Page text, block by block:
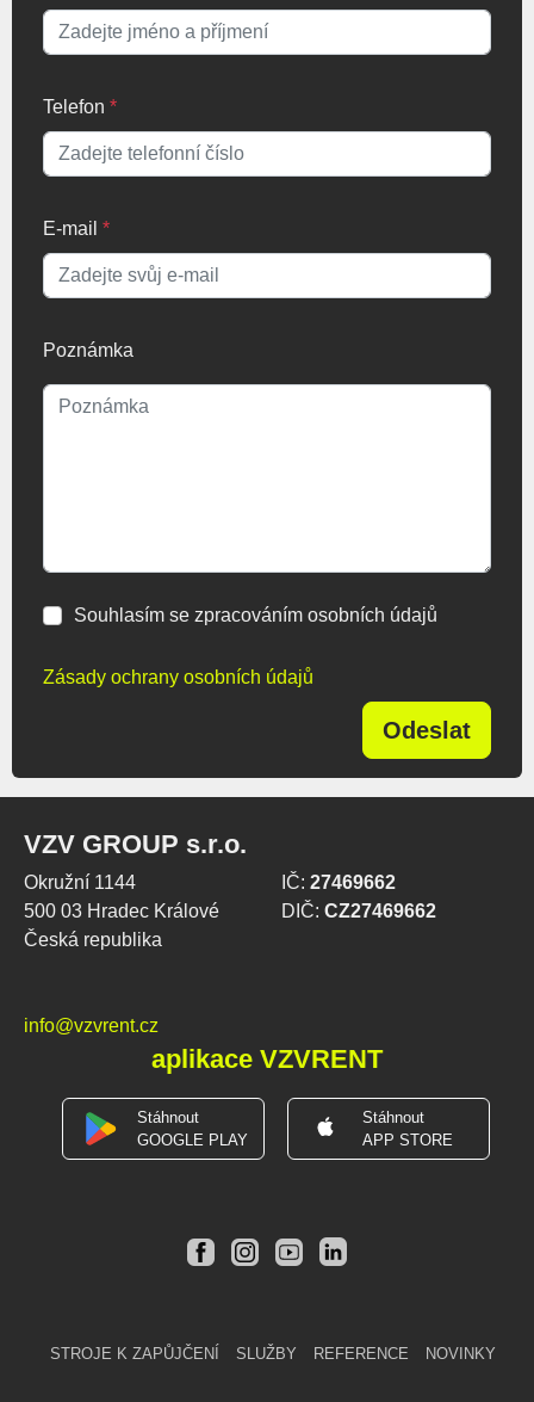
Telefon *
E-mail *
Poznámka
Souhlasím se zpracováním osobních údajů
Zásady ochrany osobních údajů
Odeslat
VZV GROUP s.r.o.
Okružní 1144
500 03 Hradec Králové
Česká republika
IČ: 27469662
DIČ: CZ27469662
info@vzvrent.cz
aplikace VZVRENT
Stáhnout
GOOGLE PLAY
Stáhnout
APP STORE
STROJE K ZAPŮJČENÍ SLUŽBY REFERENCE NOVINKY